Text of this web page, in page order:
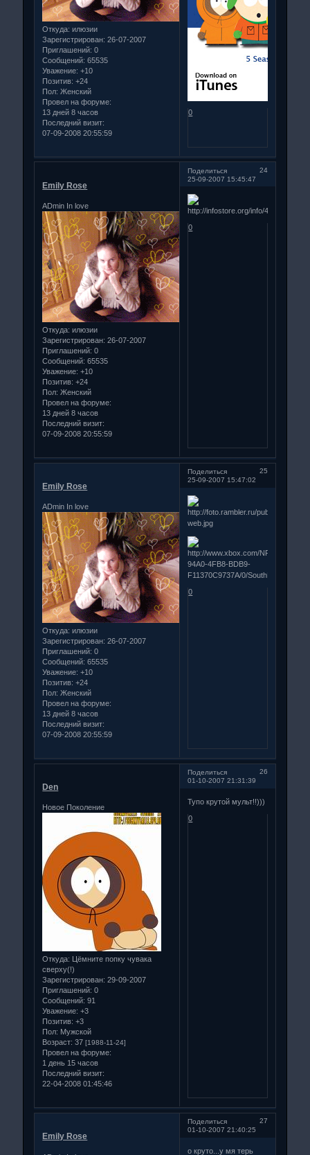
Откуда: илюзии
Зарегистрирован: 26-07-2007
Приглашений: 0
Сообщений: 65535
Уважение: +10
Позитив: +24
Пол: Женский
Провел на форуме:
13 дней 8 часов
Последний визит:
07-09-2008 20:55:59
0
Поделиться
24
25-09-2007 15:45:47
Emily Rose
ADmin In love
Откуда: илюзии
Зарегистрирован: 26-07-2007
Приглашений: 0
Сообщений: 65535
Уважение: +10
Позитив: +24
Пол: Женский
Провел на форуме:
13 дней 8 часов
Последний визит:
07-09-2008 20:55:59
0
Поделиться
25
25-09-2007 15:47:02
Emily Rose
ADmin In love
Откуда: илюзии
Зарегистрирован: 26-07-2007
Приглашений: 0
Сообщений: 65535
Уважение: +10
Позитив: +24
Пол: Женский
Провел на форуме:
13 дней 8 часов
Последний визит:
07-09-2008 20:55:59
0
Поделиться
26
01-10-2007 21:31:39
Den
Новое Поколение
Откуда: Цёмните попку чувака
сверху(!)
Зарегистрирован: 29-09-2007
Приглашений: 0
Сообщений: 91
Уважение: +3
Позитив: +3
Пол: Мужской
Возраст: 37[1988-11-24]
Провел на форуме:
1 день 15 часов
Последний визит:
22-04-2008 01:45:46
Тупо крутой мульт!!)))
0
Поделиться
27
01-10-2007 21:40:25
Emily Rose
о круто...у мя терь